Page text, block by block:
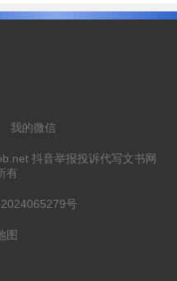
我的微信
抖音举报投诉代写文书网
有
号
图